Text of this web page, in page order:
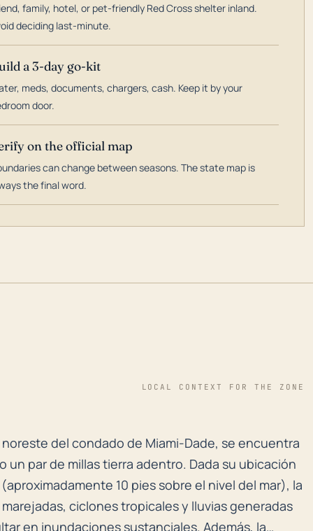
family, hotel, or pet-friendly Red Cross shelter inland.
deciding last-minute.
a 3-day go-kit
meds, documents, chargers, cash. Keep it by your
door.
on the official map
can change between seasons. The state map is
the final word.
LOCAL CONTEXT FOR THE ZONE
del condado de Miami-Dade, se
del condado de Miami-Dade, se encuentra
un par de millas tierra adentro. Dada su ubicación
10 pies sobre el nivel del mar), la
ciclones tropicales y lluvias generadas
en inundaciones sustanciales. Además, la